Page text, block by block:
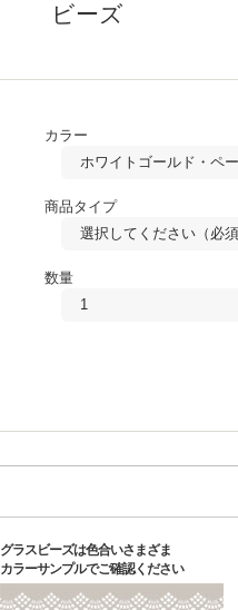
ビーズ
カラー
商品タイプ
数量
グラスビーズは色合いさまざま
カラーサンプルでご確認ください